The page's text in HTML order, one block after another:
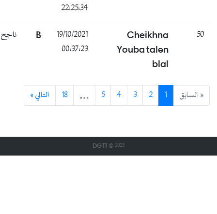
22:25:34
Cheikhna
Youba talen
blal
19/10/2021
00:37:23
ناجح
« السابق … التالي »
DGTT © 2025